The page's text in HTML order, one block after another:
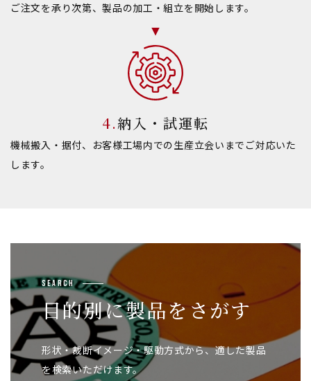
ご注文を承り次第、製品の加工・組立を開始します。
納入・試運転
機械搬入・据付、お客様工場内での生産立会いまでご対応いた
します。
Search
目的別に製品をさがす
形状・裁断イメージ・駆動方式から、適した製品
を検索いただけます。